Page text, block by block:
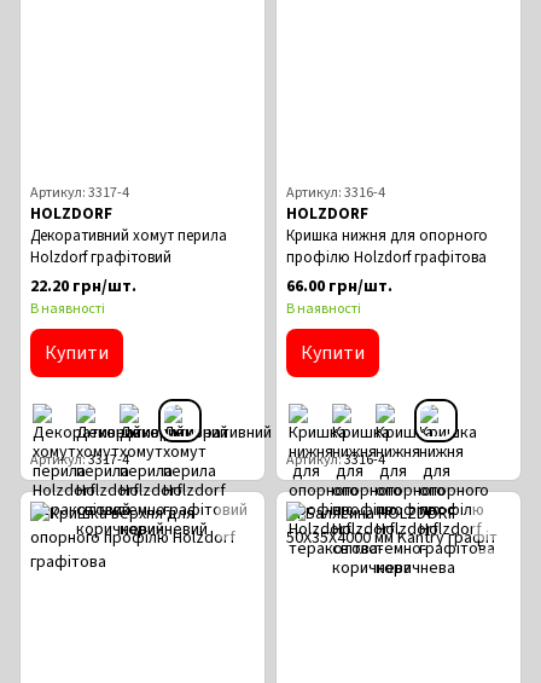
Артикул: 3317-4
HOLZDORF
Декоративний хомут перила
Holzdorf графітовий
22.20 грн/шт.
В наявності
Купити
Артикул 3317-4
Артикул: 3316-4
HOLZDORF
Кришка нижня для опорного
профілю Holzdorf графітова
66.00 грн/шт.
В наявності
Купити
Артикул 3316-4